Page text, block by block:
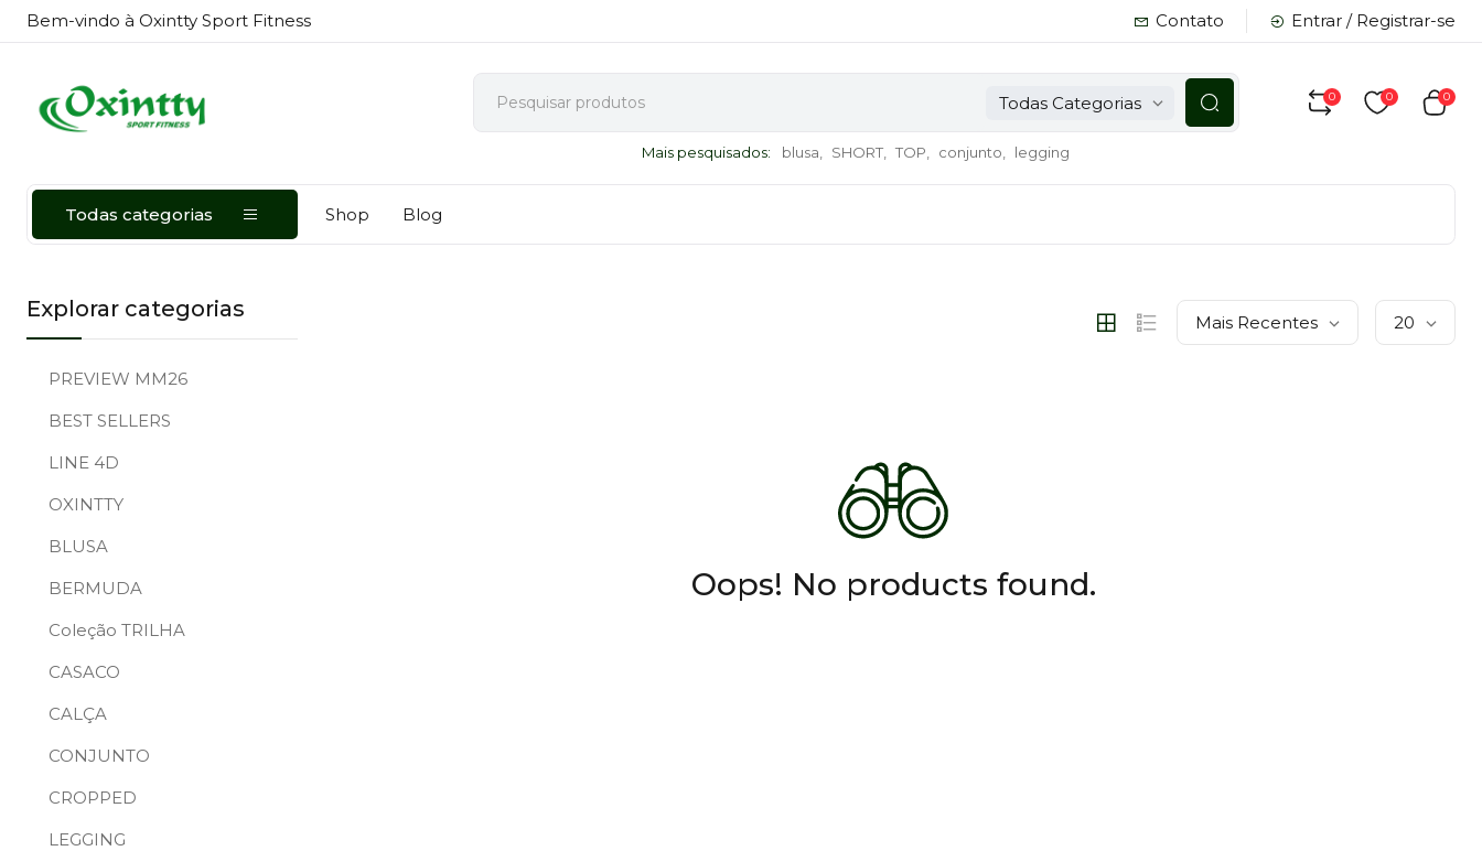
Bem-vindo à Oxintty Sport Fitness Contato Entrar / Registrar-se
Todas Categorias
Mais pesquisados: blusa, SHORT, TOP, conjunto, legging
0 0 0
Todas categorias Shop Blog
Explorar categorias
PREVIEW MM26
BEST SELLERS
LINE 4D
OXINTTY
BLUSA
BERMUDA
Coleção TRILHA
CASACO
CALÇA
CONJUNTO
CROPPED
LEGGING
Mais Recentes 20
Oops! No products found.